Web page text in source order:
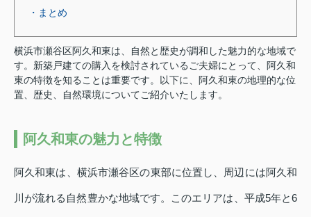
・まとめ
横浜市瀬谷区阿久和東は、自然と歴史が調和した魅力的な地域で
す。新築戸建ての購入を検討されているご夫婦にとって、阿久和
東の特徴を知ることは重要です。以下に、阿久和東の地理的な位
置、歴史、自然環境についてご紹介いたします。
阿久和東の魅力と特徴
阿久和東は、横浜市瀬谷区の東部に位置し、周辺には阿久和
川が流れる自然豊かな地域です。このエリアは、平成5年と6